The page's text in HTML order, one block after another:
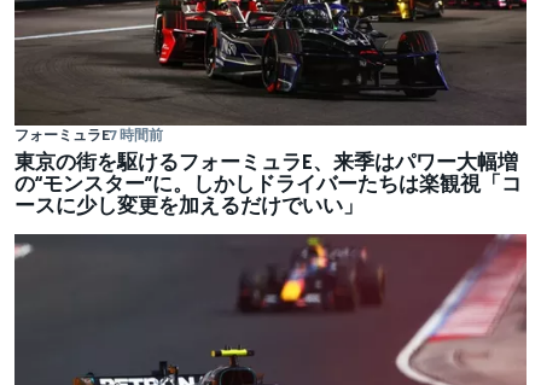
フォーミュラE7 時間前
東京の街を駆けるフォーミュラE、来季はパワー大幅増
の“モンスター”に。しかしドライバーたちは楽観視「コ
ースに少し変更を加えるだけでいい」